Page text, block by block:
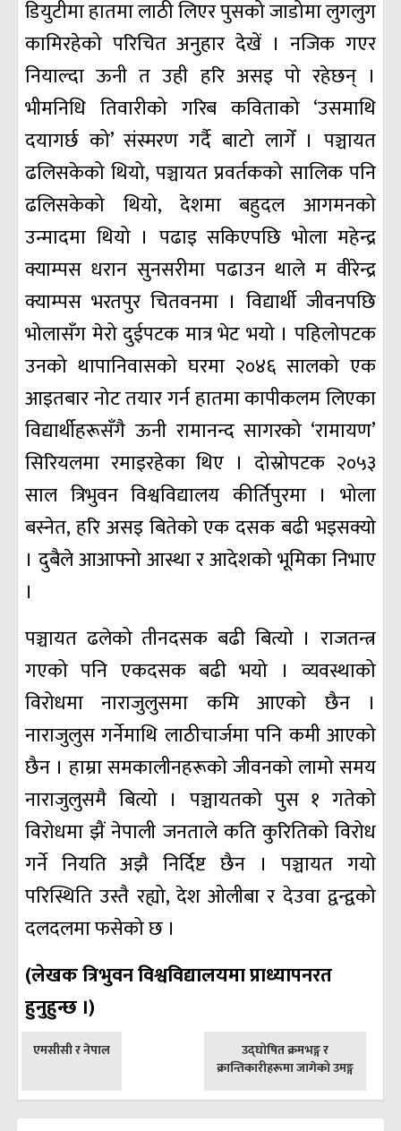
डियुटीमा हातमा लाठी लिएर पुसको जाडोमा लुगलुग
कामिरहेको परिचित अनुहार देखें । नजिक गएर
नियाल्दा ऊनी त उही हरि असइ पो रहेछन् ।
भीमनिधि तिवारीको गरिब कविताको ‘उसमाथि
दयागर्छ को’ संस्मरण गर्दै बाटो लागेँ । पञ्चायत
ढलिसकेको थियो, पञ्चायत प्रवर्तकको सालिक पनि
ढलिसकेको थियो, देशमा बहुदल आगमनको
उन्मादमा थियो । पढाइ सकिएपछि भोला महेन्द्र
क्याम्पस धरान सुनसरीमा पढाउन थाले म वीरेन्द्र
क्याम्पस भरतपुर चितवनमा । विद्यार्थी जीवनपछि
भोलासँग मेरो दुईपटक मात्र भेट भयो । पहिलोपटक
उनको थापानिवासको घरमा २०४६ सालको एक
आइतबार नोट तयार गर्न हातमा कापीकलम लिएका
विद्यार्थीहरूसँगै ऊनी रामानन्द सागरको ‘रामायण’
सिरियलमा रमाइरहेका थिए । दोस्रोपटक २०५३
साल त्रिभुवन विश्वविद्यालय कीर्तिपुरमा । भोला
बस्नेत, हरि असइ बितेको एक दसक बढी भइसक्यो
। दुबैले आआफ्नो आस्था र आदेशको भूमिका निभाए
।
पञ्चायत ढलेको तीनदसक बढी बित्यो । राजतन्त्र
गएको पनि एकदसक बढी भयो । व्यवस्थाको
विरोधमा नाराजुलुसमा कमि आएको छैन ।
नाराजुलुस गर्नेमाथि लाठीचार्जमा पनि कमी आएको
छैन । हाम्रा समकालीनहरूको जीवनको लामो समय
नाराजुलुसमै बित्यो । पञ्चायतको पुस १ गतेको
विरोधमा झैं नेपाली जनताले कति कुरितिको विरोध
गर्ने नियति अझै निर्दिष्ट छैन । पञ्चायत गयो
परिस्थिति उस्तै रह्यो, देश ओलीबा र देउवा द्वन्द्वको
दलदलमा फसेको छ ।
(लेखक त्रिभुवन विश्वविद्यालयमा प्राध्यापनरत
हुनुहुन्छ ।)
पछिल्लाे
एमसीसी र नेपाल
अघिल्लाे
-
उद्घोषित क्रमभङ्ग र
क्रान्तिकारीहरूमा जागेको उमङ्ग